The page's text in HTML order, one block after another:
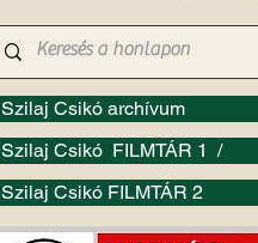
Szilaj Csikó archívum
Szilaj Csikó FILMTÁR 1 /
Szilaj Csikó FILMTÁR 2